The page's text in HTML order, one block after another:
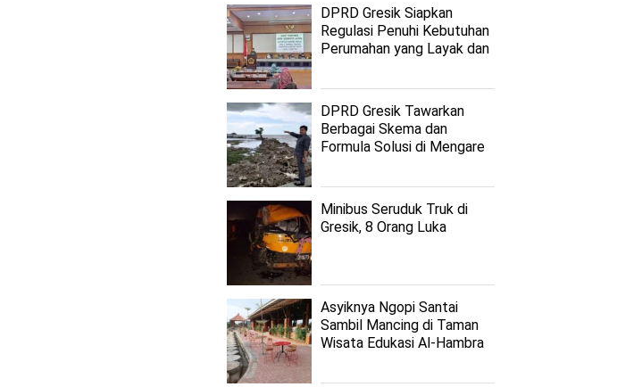
DPRD Gresik Siapkan
Regulasi Penuhi Kebutuhan
Perumahan yang Layak dan
DPRD Gresik Tawarkan
Berbagai Skema dan
Formula Solusi di Mengare
Minibus Seruduk Truk di
Gresik, 8 Orang Luka
Asyiknya Ngopi Santai
Sambil Mancing di Taman
Wisata Edukasi Al-Hambra